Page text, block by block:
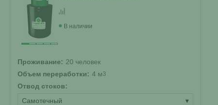
В наличии
Проживание: 20 человек
Объем переработки: 4 м3
Отвод стоков:
Самотечный
▾